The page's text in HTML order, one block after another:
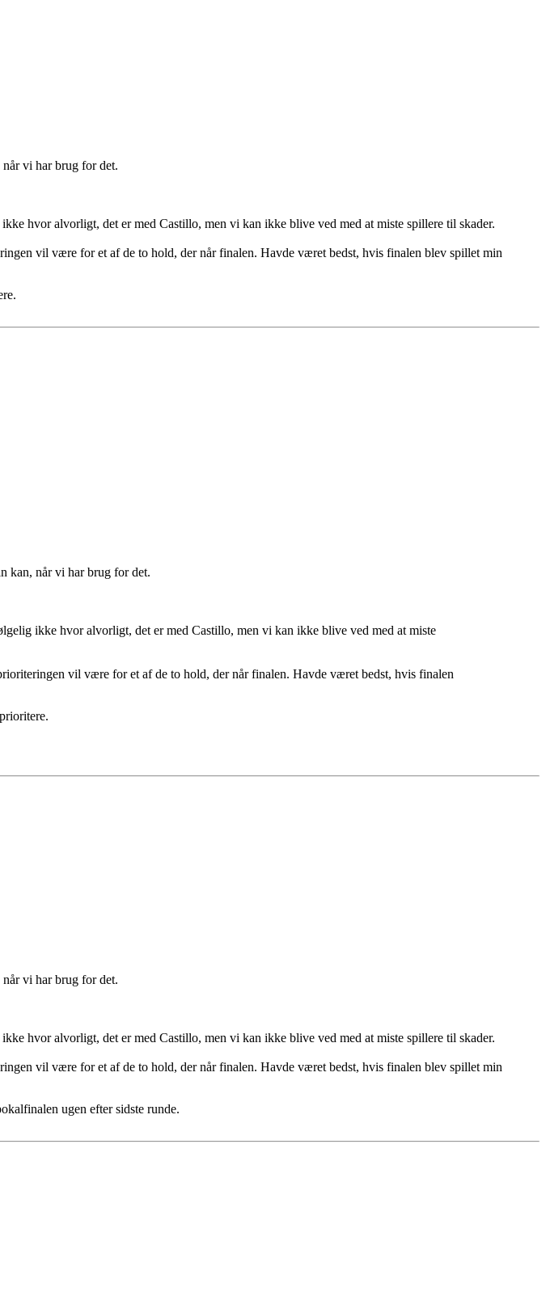
vi har brug for det.
hvor alvorligt, det er med Castillo, men vi kan ikke blive ved med at miste spillere til skader.
vil være for et af de to hold, der når finalen. Havde været bedst, hvis finalen blev spillet min
kan, når vi har brug for det.
ikke hvor alvorligt, det er med Castillo, men vi kan ikke blive ved med at miste
vil være for et af de to hold, der når finalen. Havde været bedst, hvis finalen
vi har brug for det.
hvor alvorligt, det er med Castillo, men vi kan ikke blive ved med at miste spillere til skader.
vil være for et af de to hold, der når finalen. Havde været bedst, hvis finalen blev spillet min
ugen efter sidste runde.